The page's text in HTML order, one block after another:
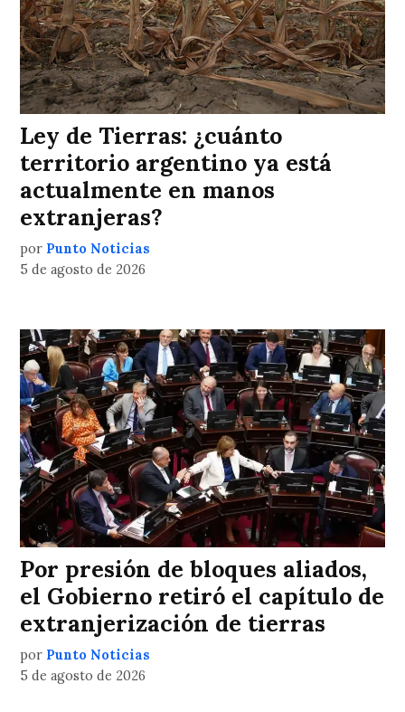
Ley de Tierras: ¿cuánto
territorio argentino ya está
actualmente en manos
extranjeras?
por Punto Noticias
5 de agosto de 2026
Por presión de bloques aliados,
el Gobierno retiró el capítulo de
extranjerización de tierras
por Punto Noticias
5 de agosto de 2026